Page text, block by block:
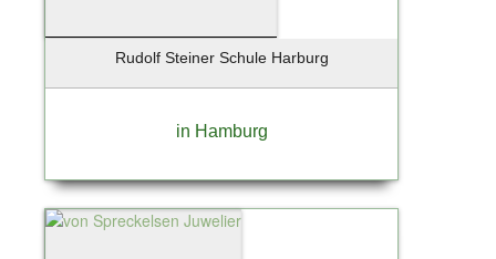
Rudolf Steiner Schule Harburg
in Hamburg